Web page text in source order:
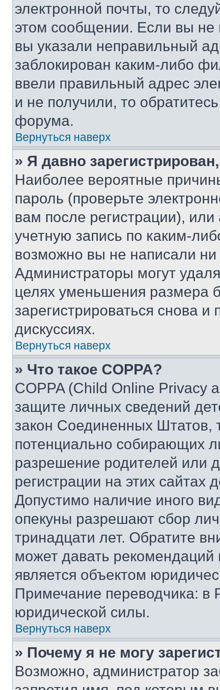
электронной почты, то
этом сообщении. Если вы
вы указали неправильный
заблокирован каким-либо
ввели правильный адрес
и не получили, то
форума.
Вернуться наверх
» Я давно
Наиболее вероятные
пароль (проверьте
вам после регистрации),
учетную запись по каким-
возможно вы не написали
Администраторы могут
целях уменьшения размера
зарегистрироваться снова и
дискуссиях.
Вернуться наверх
» Что такое COPPA?
COPPA (Child Online Privacy
защите личных сведений
закон Соединенных Штатов,
потенциально собирающих
разрешение родителей или
регистрации на этих сайтах
Допустимо наличие иного
опекуны разрешают сбор
тринадцати лет. Обратите
может давать
является объектом
Примечание переводчика: в
юридической силы.
Вернуться наверх
» Почему я не могу
Возможно, администратор